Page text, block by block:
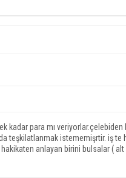
para mı veriyorlar.çelebiden
teşkilatlanmak istememişrtir. iş te
anlayan birini bulsalar (